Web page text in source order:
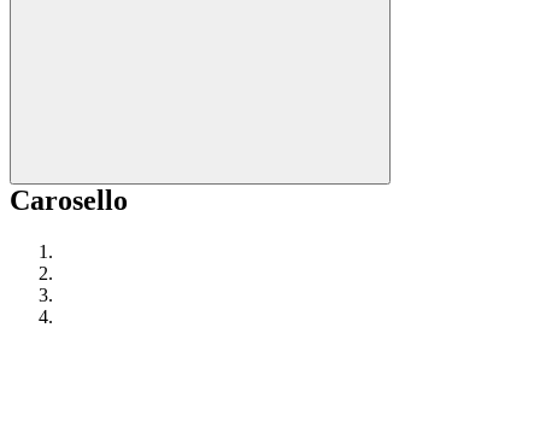
Carosello